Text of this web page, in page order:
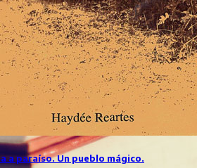
a paraíso. Un pueblo mágico.